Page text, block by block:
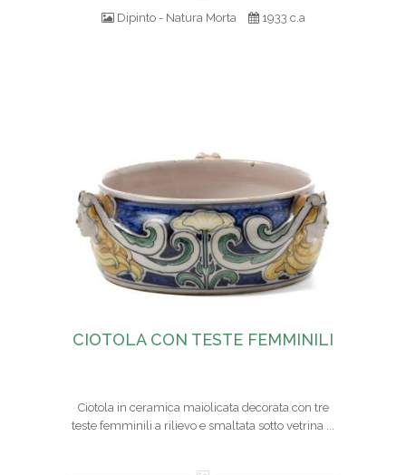
Dipinto - Natura Morta 1933 c.a
CIOTOLA CON TESTE FEMMINILI
Ciotola in ceramica maiolicata decorata con tre
teste femminili a rilievo e smaltata sotto vetrina ...